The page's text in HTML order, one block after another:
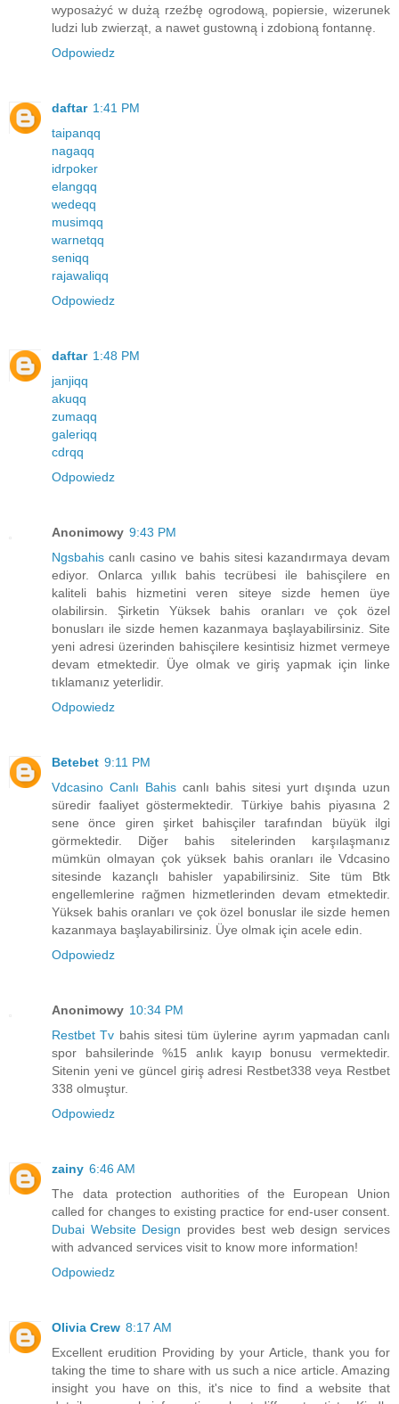
wyposażyć w dużą rzeźbę ogrodową, popiersie, wizerunek
ludzi lub zwierząt, a nawet gustowną i zdobioną fontannę.
Odpowiedz
daftar 1:41 PM
taipanqq
nagaqq
idrpoker
elangqq
wedeqq
musimqq
warnetqq
seniqq
rajawaliqq
Odpowiedz
daftar 1:48 PM
janjiqq
akuqq
zumaqq
galeriqq
cdrqq
Odpowiedz
Anonimowy 9:43 PM
Ngsbahis canlı casino ve bahis sitesi kazandırmaya devam
ediyor. Onlarca yıllık bahis tecrübesi ile bahisçilere en
kaliteli bahis hizmetini veren siteye sizde hemen üye
olabilirsin. Şirketin Yüksek bahis oranları ve çok özel
bonusları ile sizde hemen kazanmaya başlayabilirsiniz. Site
yeni adresi üzerinden bahisçilere kesintisiz hizmet vermeye
devam etmektedir. Üye olmak ve giriş yapmak için linke
tıklamanız yeterlidir.
Odpowiedz
Betebet 9:11 PM
Vdcasino Canlı Bahis canlı bahis sitesi yurt dışında uzun
süredir faaliyet göstermektedir. Türkiye bahis piyasına 2
sene önce giren şirket bahisçiler tarafından büyük ilgi
görmektedir. Diğer bahis sitelerinden karşılaşmanız
mümkün olmayan çok yüksek bahis oranları ile Vdcasino
sitesinde kazançlı bahisler yapabilirsiniz. Site tüm Btk
engellemlerine rağmen hizmetlerinden devam etmektedir.
Yüksek bahis oranları ve çok özel bonuslar ile sizde hemen
kazanmaya başlayabilirsiniz. Üye olmak için acele edin.
Odpowiedz
Anonimowy 10:34 PM
Restbet Tv bahis sitesi tüm üylerine ayrım yapmadan canlı
spor bahsilerinde %15 anlık kayıp bonusu vermektedir.
Sitenin yeni ve güncel giriş adresi Restbet338 veya Restbet
338 olmuştur.
Odpowiedz
zainy 6:46 AM
The data protection authorities of the European Union
called for changes to existing practice for end-user consent.
Dubai Website Design provides best web design services
with advanced services visit to know more information!
Odpowiedz
Olivia Crew 8:17 AM
Excellent erudition Providing by your Article, thank you for
taking the time to share with us such a nice article. Amazing
insight you have on this, it's nice to find a website that